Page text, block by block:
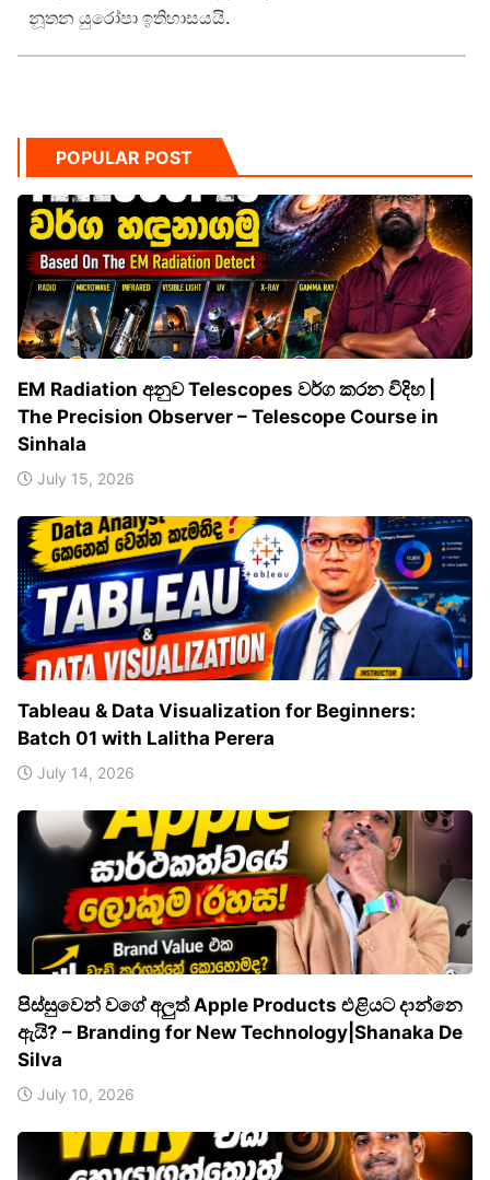
නූතන යුරෝපා ඉතිහාසයයි.
POPULAR POST
EM Radiation අනුව Telescopes වර්ග කරන විදිහ |
The Precision Observer – Telescope Course in
Sinhala
July 15, 2026
Tableau & Data Visualization for Beginners:
Batch 01 with Lalitha Perera
July 14, 2026
පිස්සුවෙන් වගේ අලුත් Apple Products එළියට දාන්නෙ
ඇයි? – Branding for New Technology|Shanaka De
Silva
July 10, 2026